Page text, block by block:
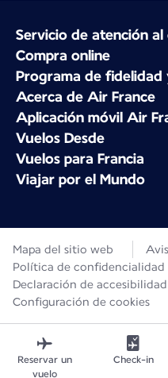
Servicio de atención al
Compra online
Programa de fidelidad
Acerca de Air France
Aplicación móvil Air
Vuelos Desde
Vuelos para Francia
Viajar por el Mundo
Mapa del sitio web
Política de confidencialidad
Declaración de accesibilidad
Configuración de cookies
Reservar un
vuelo
Check-in